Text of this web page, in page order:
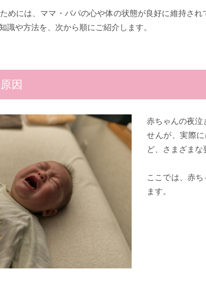
めには、ママ・パパの心や体の状態が良好に維持さ
識や方法を、次から順にご紹介します。
因
赤ちゃんの夜泣
せんが、実際
ど、さまざまな
ここでは、赤
ます。